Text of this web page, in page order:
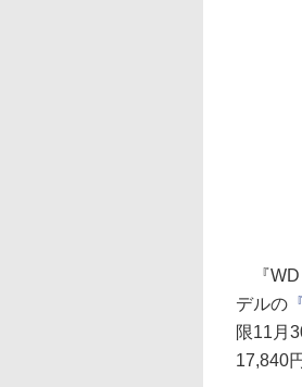
『WD
デルの
限11月
17,840